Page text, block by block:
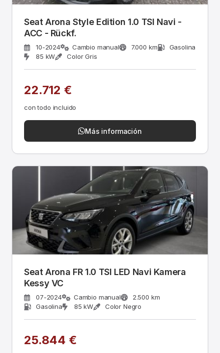
Seat Arona Style Edition 1.0 TSI Navi -
ACC - Rückf.
10-2024 Cambio manual 7.000 km
Gasolina
85 kW
Color Gris
22.712 €
con todo incluido
Más información
Seat Arona FR 1.0 TSI LED Navi Kamera
Kessy VC
07-2024 Cambio manual
2.500 km
Gasolina
85 kW Color Negro
25.844 €